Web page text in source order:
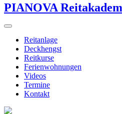
PIANOVA
Reitanlage
Deckhengst
Reitkurse
Ferienwohnungen
Videos
Termine
Kontakt